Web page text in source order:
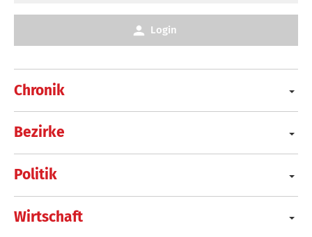
Chronik
Bezirke
Politik
Wirtschaft
Login